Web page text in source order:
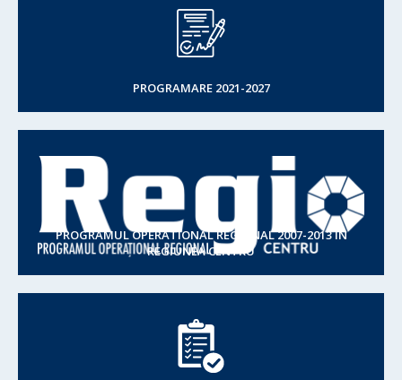
PROGRAMARE 2021-2027
PROGRAMUL OPERATIONAL REGIONAL 2007-2013 IN
REGIUNEA CENTRU